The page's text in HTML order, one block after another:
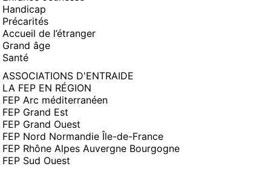
Handicap
Précarités
Accueil de l’étranger
Grand âge
Santé
ASSOCIATIONS D'ENTRAIDE
LA FEP EN RÉGION
FEP Arc méditerranéen
FEP Grand Est
FEP Grand Ouest
FEP Nord Normandie Île-de-France
FEP Rhône Alpes Auvergne Bourgogne
FEP Sud Ouest